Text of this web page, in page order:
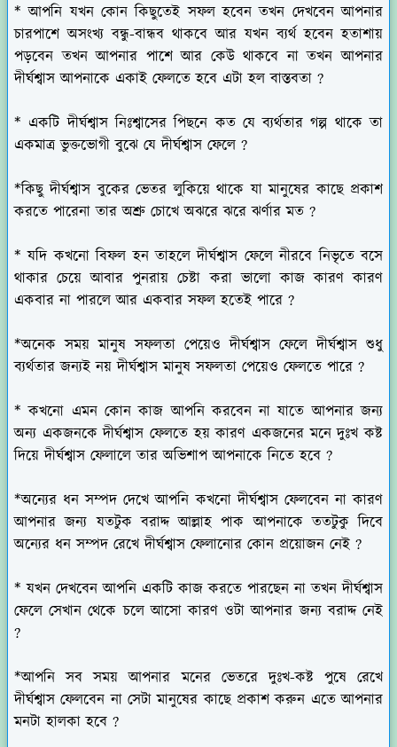
* আপনি যখন কোন কিছুতেই সফল হবেন তখন দেখবেন আপনার
চারপাশে অসংখ্য বন্ধু-বান্ধব থাকবে আর যখন ব্যর্থ হবেন হতাশায়
পড়বেন তখন আপনার পাশে আর কেউ থাকবে না তখন আপনার
দীর্ঘশ্বাস আপনাকে একাই ফেলতে হবে এটা হল বাস্তবতা ?
* একটি দীর্ঘশ্বাস নিঃশ্বাসের পিছনে কত যে ব্যর্থতার গল্প থাকে তা
একমাত্র ভুক্তভোগী বুঝে যে দীর্ঘশ্বাস ফেলে ?
*কিছু দীর্ঘশ্বাস বুকের ভেতর লুকিয়ে থাকে যা মানুষের কাছে প্রকাশ
করতে পারেনা তার অশ্রু চোখে অঝরে ঝরে ঝর্ণার মত ?
* যদি কখনো বিফল হন তাহলে দীর্ঘশ্বাস ফেলে নীরবে নিভৃতে বসে
থাকার চেয়ে আবার পুনরায় চেষ্টা করা ভালো কাজ কারণ কারণ
একবার না পারলে আর একবার সফল হতেই পারে ?
*অনেক সময় মানুষ সফলতা পেয়েও দীর্ঘশ্বাস ফেলে দীর্ঘশ্বাস শুধু
ব্যর্থতার জন্যই নয় দীর্ঘশ্বাস মানুষ সফলতা পেয়েও ফেলতে পারে ?
* কখনো এমন কোন কাজ আপনি করবেন না যাতে আপনার জন্য
অন্য একজনকে দীর্ঘশ্বাস ফেলতে হয় কারণ একজনের মনে দুঃখ কষ্ট
দিয়ে দীর্ঘশ্বাস ফেলালে তার অভিশাপ আপনাকে নিতে হবে ?
*অন্যের ধন সম্পদ দেখে আপনি কখনো দীর্ঘশ্বাস ফেলবেন না কারণ
আপনার জন্য যতটুক বরাদ্দ আল্লাহ পাক আপনাকে ততটুকু দিবে
অন্যের ধন সম্পদ রেখে দীর্ঘশ্বাস ফেলানোর কোন প্রয়োজন নেই ?
* যখন দেখবেন আপনি একটি কাজ করতে পারছেন না তখন দীর্ঘশ্বাস
ফেলে সেখান থেকে চলে আসো কারণ ওটা আপনার জন্য বরাদ্দ নেই
?
*আপনি সব সময় আপনার মনের ভেতরে দুঃখ-কষ্ট পুষে রেখে
দীর্ঘশ্বাস ফেলবেন না সেটা মানুষের কাছে প্রকাশ করুন এতে আপনার
মনটা হালকা হবে ?